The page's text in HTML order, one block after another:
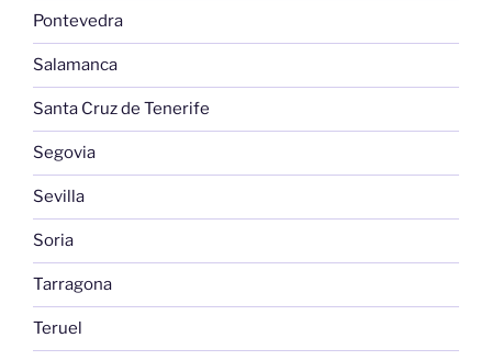
Pontevedra
Salamanca
Santa Cruz de Tenerife
Segovia
Sevilla
Soria
Tarragona
Teruel